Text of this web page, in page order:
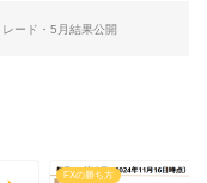
レード・5月結果公開
FXの勝ち方